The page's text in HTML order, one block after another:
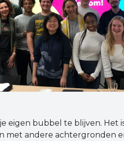
eigen bubbel te blijven. Het
met andere achtergronden